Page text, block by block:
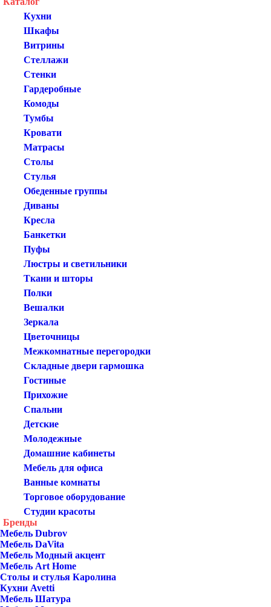
Кухни
Шкафы
Витрины
Стеллажи
Стенки
Гардеробные
Комоды
Тумбы
Кровати
Матрасы
Столы
Стулья
Обеденные группы
Диваны
Кресла
Банкетки
Пуфы
Люстры и светильники
Ткани и шторы
Полки
Вешалки
Зеркала
Цветочницы
Межкомнатные перегородки
Складные двери гармошка
Гостиные
Прихожие
Спальни
Детские
Молодежные
Домашние кабинеты
Мебель для офиса
Ванные комнаты
Торговое оборудование
Студии красоты
Бренды
Мебель Dubrov
Мебель DaVita
Мебель Модный акцент
Мебель Art Home
Столы и стулья Каролина
Кухни Avetti
Мебель Шатура